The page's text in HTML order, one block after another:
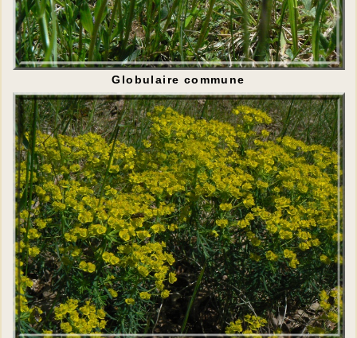
Globulaire commune